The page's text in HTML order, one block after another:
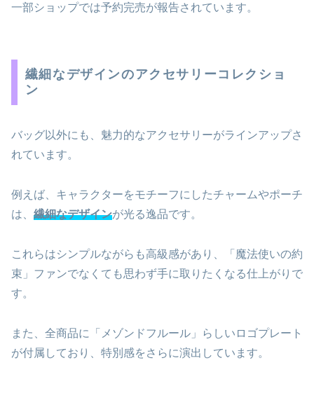
一部ショップでは予約完売が報告されています。
繊細なデザインのアクセサリーコレクショ
ン
バッグ以外にも、魅力的なアクセサリーがラインアップさ
れています。
例えば、キャラクターをモチーフにしたチャームやポーチ
は、 繊細なデザインが光る逸品です。
これらはシンプルながらも高級感があり、「魔法使いの約
束」ファンでなくても思わず手に取りたくなる仕上がりで
す。
また、全商品に「メゾンドフルール」らしいロゴプレート
が付属しており、特別感をさらに演出しています。